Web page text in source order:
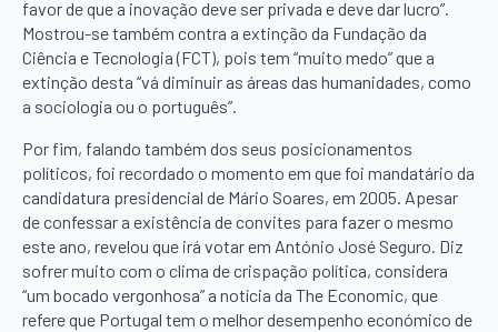
favor de que a inovação deve ser privada e deve dar lucro”.
Mostrou-se também contra a extinção da Fundação da
Ciência e Tecnologia (FCT), pois tem “muito medo” que a
extinção desta “vá diminuir as áreas das humanidades, como
a sociologia ou o português”.
Por fim, falando também dos seus posicionamentos
políticos, foi recordado o momento em que foi mandatário da
candidatura presidencial de Mário Soares, em 2005. Apesar
de confessar a existência de convites para fazer o mesmo
este ano, revelou que irá votar em António José Seguro. Diz
sofrer muito com o clima de crispação política, considera
“um bocado vergonhosa” a notícia da The Economic, que
refere que Portugal tem o melhor desempenho económico de